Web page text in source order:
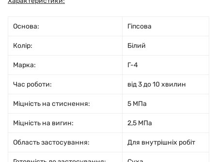
Основа: Гіпсова
Колір: Білий
Марка: Г-4
Час роботи: від 3 до 10 хвилин
Міцність на стиснення: 5 МПа
Міцність на вигин: 2,5 МПа
Область застосування: Для внутрішніх робіт